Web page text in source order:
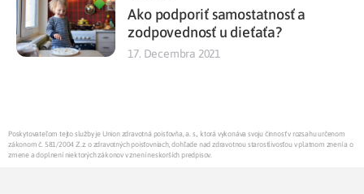
Ako podporiť samostatnosť a
zodpovednosť u dieťaťa?
17. Decembra 2021
Poskytovateľom tejto služby je Union zdravotná poisťovňa, a. s., ktorá vykonáva svoju činnosť v rozsahu určenom
zákonom č. 581/2004 Z.z. o zdravotných poisťovniach, dohľade nad zdravotnou starostlivosťou v platnom znení a o
zmene a doplnení niektorých zákonov v znení neskorších predpisov.